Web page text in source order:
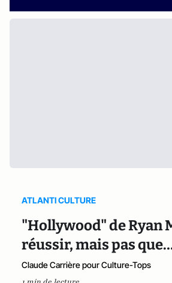
ATLANTI CULTURE
"Hollywood" de Ryan
réussir, mais pas
Claude Carrière pour Culture-Tops